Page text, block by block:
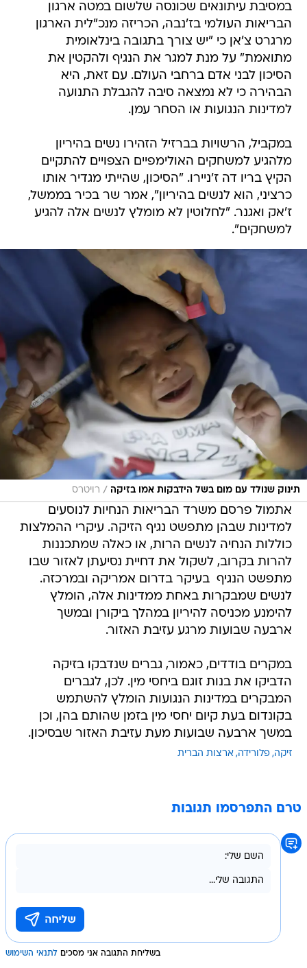
במסיבת עיתונאים שכונסה שלשום במטה ארגון
הבריאות העולמי בז'נבה, הכריזה מנכ"לית הארגון
מרגרט צ'אן כי "יש צורך בתגובה בינלאומית
מתואמת" על מנת למגר את הנגיף ולהקטין את
הסיכון לבני אדם ברחבי העולם. עם זאת, היא
הבהירה כי לא נמצאה סיבה להגבלת התנועה
למדינות הנגועות או הסחר עמן.
במקביל, הרשויות בברזיל הזהירו נשים בהיריון
מלהגיע למשחקים האולימפיים הצפויים להתקיים
הקיץ בריו דה ז'ניירו. "הסיכון, שהייתי מגדיר אותו
כרציני, הוא לנשים בהיריון", אמר שר בכיר בממשל,
ז'אק ואגנר. "לחלוטין לא מומלץ לנשים אלה להגיע
למשחקים".
תינוק שנולד עם מום בשל הידבקות אמו בזיקה / רויטרס
אתמול פרסם משרד הבריאות הנחיות לנוסעים
למדינות שבהן מתפשט נגיף הזיקה. עיקרי ההמלצות
כוללות הנחיה לנשים הרות, או כאלה שמתכננות
להרות בקרוב, לשקול את דחיית נסיעתן לאזור שבו
מתפשט הנגיף  בעיקר בדרום אמריקה ובמרכזה.
לנשים שמבקרות באחת ממדינות אלה, הומלץ
להימנע מכניסה להיריון במהלך ביקורן ובמשך
ארבעה שבועות מרגע עזיבת האזור.
במקרים בודדים, כאמור, גברים שנדבקו בזיקה
הדביקו את בנות זוגם ביחסי מין. לכן, לגברים
המבקרים במדינות הנגועות הומלץ להשתמש
בקונדום בעת קיום יחסי מין בזמן שהותם בהן, וכן
במשך ארבעה שבועות מעת עזיבת האזור שבסיכון.
זיקה פלורידה ארצות הברית
טרם התפרסמו תגובות
בשליחת התגובה אני מסכים לתנאי השימוש